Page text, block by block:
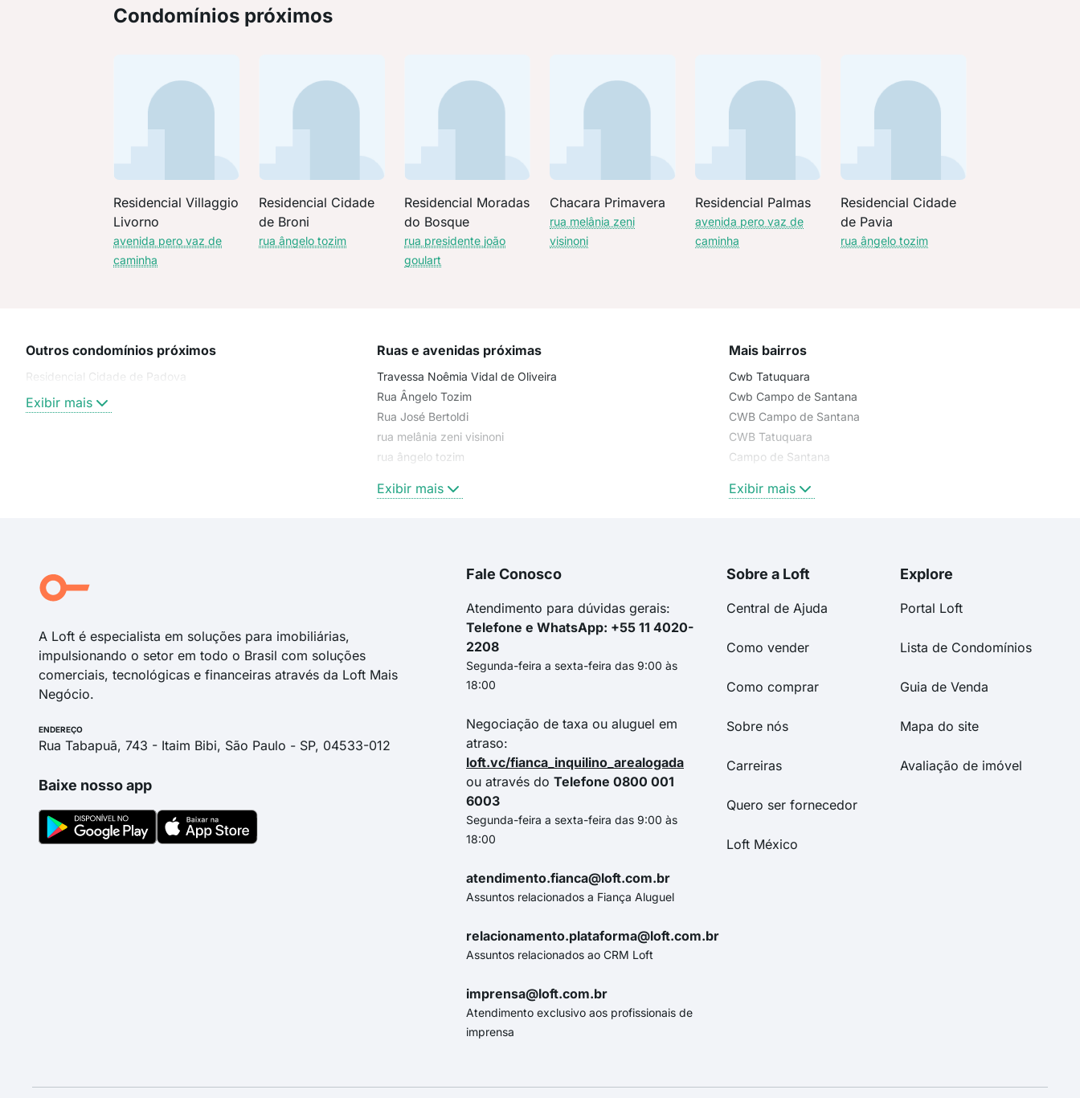
Condomínios próximos
Residencial Villaggio
Livorno
avenida pero vaz de
caminha
Residencial Cidade
de Broni
rua ângelo tozim
Residencial Moradas
do Bosque
rua presidente joão
goulart
Chacara Primavera
rua melânia zeni
visinoni
Residencial Palmas
avenida pero vaz de
caminha
Residencial Cidade
de Pavia
rua ângelo tozim
Outros condomínios próximos
Residencial Cidade de Padova
Exibir mais
Ruas e avenidas próximas
Travessa Noêmia Vidal de Oliveira
Rua Ângelo Tozim
Rua José Bertoldi
rua melânia zeni visinoni
rua ângelo tozim
Rua Teresa de Freitas Tavares
Rua Eleutério Burbello
Exibir mais
Mais bairros
Cwb Tatuquara
Cwb Campo de Santana
CWB Campo de Santana
CWB Tatuquara
Campo de Santana
Exibir mais
A Loft é especialista em soluções para imobiliárias,
impulsionando o setor em todo o Brasil com soluções
comerciais, tecnológicas e financeiras através da Loft Mais
Negócio.
ENDEREÇO
Rua Tabapuã, 743 - Itaim Bibi, São Paulo - SP, 04533-012
Baixe nosso app
Fale Conosco
Atendimento para dúvidas gerais:
Telefone e WhatsApp: +55 11 4020-
2208
Segunda-feira a sexta-feira das 9:00 às
18:00
Negociação de taxa ou aluguel em
atraso:
loft.vc/fianca_inquilino_arealogada
ou através do Telefone 0800 001
6003
Segunda-feira a sexta-feira das 9:00 às
18:00
atendimento.fianca@loft.com.br
Assuntos relacionados a Fiança Aluguel
relacionamento.plataforma@loft.com.br
Assuntos relacionados ao CRM Loft
imprensa@loft.com.br
Atendimento exclusivo aos profissionais de
imprensa
Sobre a Loft
Central de Ajuda
Como vender
Como comprar
Sobre nós
Carreiras
Quero ser fornecedor
Loft México
Explore
Portal Loft
Lista de Condomínios
Guia de Venda
Mapa do site
Avaliação de imóvel